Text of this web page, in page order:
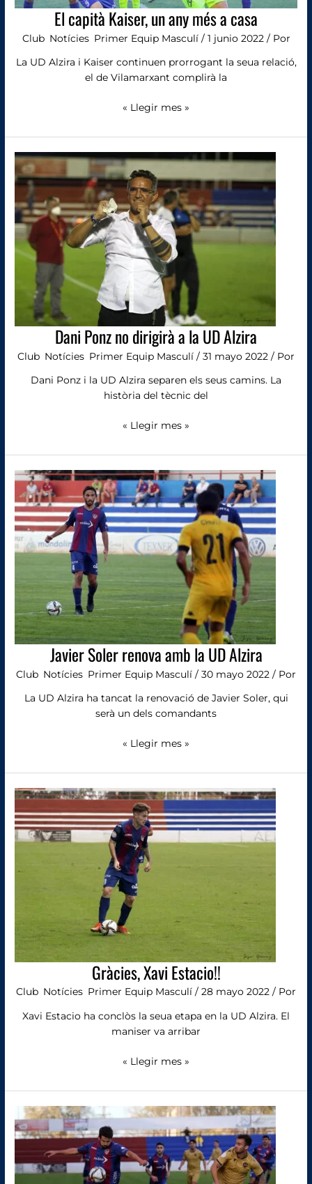
El capità Kaiser, un any més a casa
Club, Notícies, Primer Equip Masculí/ 1 junio 2022 / Por
La UD Alzira i Kaiser continuen prorrogant la seua relació,
el de Vilamarxant complirà la
« Llegir mes »
Dani Ponz no dirigirà a la UD Alzira
Club Notícies Primer Equip Masculí / 31 mayo 2022 / Por
Dani Ponz i la UD Alzira separen els seus camins. La
història del tècnic del
Ponz
no
dirigirà
a
la
UD
Alzira
« Llegir mes »
Javier Soler renova amb la UD Alzira
Club Notícies Primer Equip Masculí / 30 mayo 2022 / Por
La UD Alzira ha tancat la renovació de Javier Soler, qui
serà un dels comandants
Soler
renova
amb
la
UD
Alzira
« Llegir mes »
Gràcies, Xavi Estacio!!
Club Notícies Primer Equip Masculí / 28 mayo 2022 / Por
Xavi Estacio ha conclòs la seua etapa en la UD Alzira. El
maniser va arribar
Xavi
Estacio!!
« Llegir mes »
Marenyà,
un
any
més
de